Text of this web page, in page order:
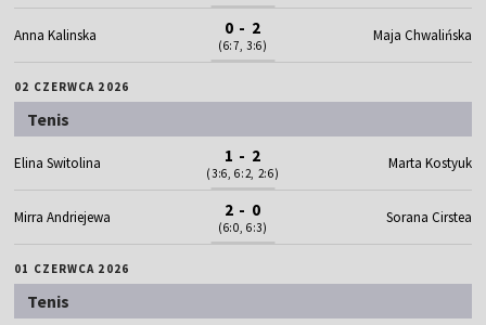
Anna Kalinska 0 - 2
(6:7, 3:6)
Maja Chwalińska
02 CZERWCA 2026
Tenis
Elina Switolina 1 - 2
(3:6, 6:2, 2:6)
Marta Kostyuk
Mirra Andriejewa 2 - 0
(6:0, 6:3)
Sorana Cirstea
01 CZERWCA 2026
Tenis